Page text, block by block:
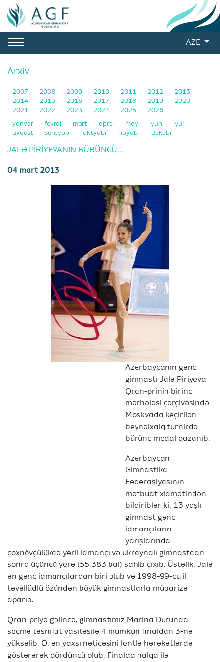
AZE
Arxiv
2007 2008 2009 2010 2011 2012
2013
2014
2015 2016 2017 2018 2019
2020
2021
2022 2023 2024 2025 2026
yanvar fevral mart aprel may iyun
iyul
avqust
sentyabr oktyabr noyabr dekabr
JALƏ PİRİYEVANIN BÜRÜNCÜ...
04 mart 2013
Azərbaycanın gənc
gimnastı Jalə Piriyeva
Qran-prinin birinci
mərhələsi çərçivəsində
Moskvada keçirilən
beynəlxalq turnirdə
bürünc medal qazanıb.
Azərbaycan
Gimnastika
Federasiyasının
mətbuat xidmətindən
bildiriblər ki, 13 yaşlı
gimnast gənc
idmançıların
yarışlarında
çoxnövçülükdə yerli idmançı və ukraynalı gimnastdan
sonra üçüncü yerə (55.383 bal) sahib çıxıb. Üstəlik, Jalə
ən gənc idmançılardan biri olub və 1998-99-cu il
təvəllüdlü özündən böyük gimnastlarla mübarizə
aparıb.
Qran-priyə gəlincə, gimnastımız Marina Durunda
seçmə təsnifat vasitəsilə 4 mümkün finaldan 3-nə
yüksəlib. O, ən yaxşı nəticəsini lentlə hərəkətlərdə
göstərərək dördüncü olub. Finalda halqa ilə